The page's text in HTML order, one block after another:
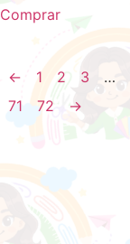
Comprar
← 1 2 3 …
71
72 →